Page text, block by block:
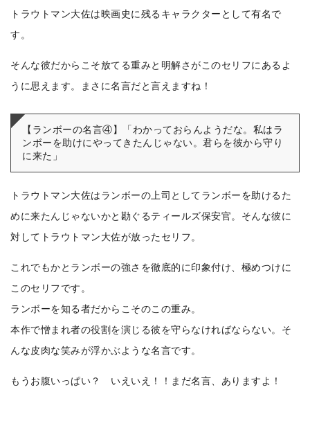
トラウトマン大佐は映画史に残るキャラクターとして有名で
す。
そんな彼だからこそ放てる重みと明解さがこのセリフにあるよ
うに思えます。まさに名言だと言えますね！
【ランボーの名言④】「わかっておらんようだな。私はラ
ンボーを助けにやってきたんじゃない。君らを彼から守り
に来た」
トラウトマン大佐はランボーの上司としてランボーを助けるた
めに来たんじゃないかと勘ぐるティールズ保安官。そんな彼に
対してトラウトマン大佐が放ったセリフ。
これでもかとランボーの強さを徹底的に印象付け、極めつけに
このセリフです。
ランボーを知る者だからこそのこの重み。
本作で憎まれ者の役割を演じる彼を守らなければならない。そ
んな皮肉な笑みが浮かぶような名言です。
もうお腹いっぱい？ いえいえ！！まだ名言、ありますよ！